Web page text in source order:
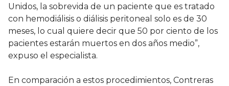
Unidos, la sobrevida de un paciente que es tratado
con hemodiálisis o diálisis peritoneal solo es de 30
meses, lo cual quiere decir que 50 por ciento de los
pacientes estarán muertos en dos años medio”,
expuso el especialista.
En comparación a estos procedimientos, Contreras